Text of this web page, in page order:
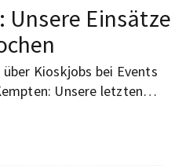
Unsere Einsätze
Kioskjobs bei Events
Unsere letzten
Arbeiten mit